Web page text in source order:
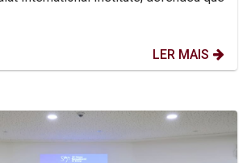
LER MAIS